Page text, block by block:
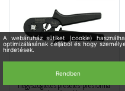
Érvéghüvelyprés 0,08-10mm2
négyszögletes préselés-présforma